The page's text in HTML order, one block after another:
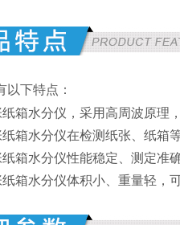
以下特点：
箱水分仪 ，采用高周波原理
箱水分仪在检测纸张、纸箱
箱水分仪性能稳定、测定准
箱水分仪体积小、重量轻，